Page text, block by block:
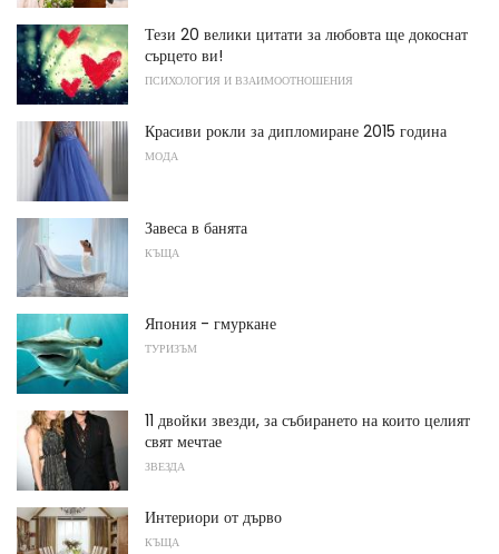
Тези 20 велики цитати за любовта ще докоснат
сърцето ви!
ПСИХОЛОГИЯ И ВЗАИМООТНОШЕНИЯ
Красиви рокли за дипломиране 2015 година
МОДА
Завеса в банята
КЪЩА
Япония - гмуркане
ТУРИЗЪМ
11 двойки звезди, за събирането на които целият
свят мечтае
ЗВЕЗДА
Интериори от дърво
КЪЩА